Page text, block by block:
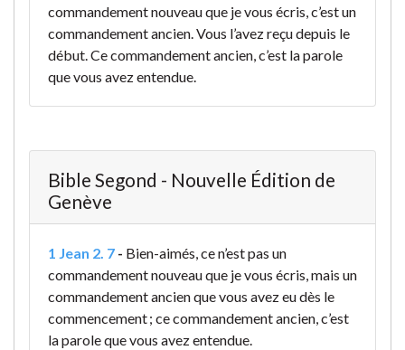
commandement nouveau que je vous écris, c’est un
commandement ancien. Vous l’avez reçu depuis le
début. Ce commandement ancien, c’est la parole
que vous avez entendue.
Bible Segond - Nouvelle Édition de
Genève
1 Jean 2. 7 - Bien-aimés, ce n’est pas un
commandement nouveau que je vous écris, mais un
commandement ancien que vous avez eu dès le
commencement ; ce commandement ancien, c’est
la parole que vous avez entendue.